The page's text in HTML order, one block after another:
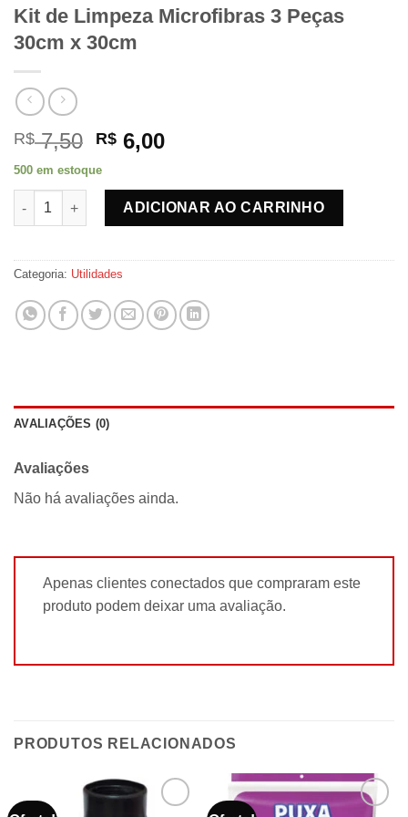
Kit de Limpeza Microfibras 3 Peças
30cm x 30cm
R$7,50 O
preço
original
era:
R$ 7,50.
R$ 6,00O
atual
é:
R$ 6,00.
500 em estoque
Kit de Limpeza Microfibras 3 Peças 30cm x 30cm quantidade
ADICIONAR AO CARRINHO
Categoria: Utilidades
AVALIAÇÕES (0)
Avaliações
Não há avaliações ainda.
Apenas clientes conectados que compraram este
produto podem deixar uma avaliação.
PRODUTOS RELACIONADOS